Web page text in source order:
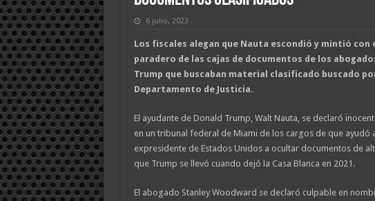
6 julio, 2023
Los fiscales alegan que Nauta escondió y mintió con
paradero de las cajas de documentos de los
Trump que buscaban material clasificado buscado
Departamento de Justicia.
El ayudante de Donald Trump, Walt Nauta, se declaró
en un tribunal federal de Miami de los cargos de que ayudó
expresidente de Estados Unidos a ocultar documentos de
que Trump se llevó cuando dejó la Casa Blanca en 2021.
El abogado Stanley Woodward se declaró culpable en